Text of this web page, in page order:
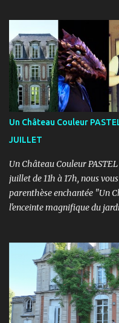
d’élèves au Studio PASTEL
à la Maison de la Vie
pratiquer confortablement
d’apprendre. COURS
l'épanouissement de
et prendre confiance en lui
bienveillant. PROGRAMME
enfants découvriront le jeu
exercices d’improvisation,
d...
Un Château Couleur
JUILLET
Un Château Couleur
juillet de 11h à 17h, nous
parenthèse enchantée "Un
l'enceinte magnifique du
PUBLIC “Saxo et la forêt
merveilleux 12h à 14h :
Mathieu et Rémi Costa -
11h à 17h : Marché artistique
STUDIO, LGM-1, CAPUCINE